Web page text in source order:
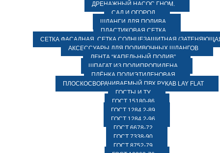
ДРЕНАЖНЫЙ НАСОС ГНОМ.
САД И ОГОРОД
ШЛАНГИ ДЛЯ ПОЛИВА
ПЛАСТИКОВАЯ СЕТКА
СЕТКА ФАСАДНАЯ. СЕТКА СОЛНЦЕЗАЩИТНАЯ
АКСЕССУАРЫ ДЛЯ ПОЛИВОЧНЫХ ШЛАНГОВ
ЛЕНТА “КАПЕЛЬНЫЙ ПОЛИВ”
ШПАГАТ ИЗ ПОЛИПРОПИЛЕНА
ПЛЁНКА ПОЛИЭТИЛЕНОВАЯ
ПЛОСКОСВОРАЧИВАЕМЫЙ ПВХ РУКАВ LAY FLAT
ГОСТЫ И ТУ
ГОСТ 15180-86
ГОСТ 1284.2-89
ГОСТ 1284.2-96
ГОСТ 6678-72
ГОСТ 7338-90
ГОСТ 8752-79